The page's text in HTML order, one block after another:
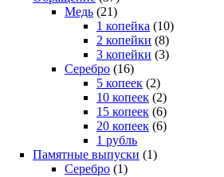
Медь (21)
1 копейка (10)
2 копейки (8)
3 копейки (3)
Серебро (16)
5 копеек (2)
10 копеек (2)
15 копеек (6)
20 копеек (6)
1 рубль
Памятные выпуски (1)
Серебро (1)